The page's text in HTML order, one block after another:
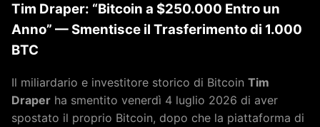
Tim Draper: “Bitcoin a $250.000 Entro un
Anno” — Smentisce il Trasferimento di 1.000
BTC
Il miliardario e investitore storico di Bitcoin Tim
Draper ha smentito venerdì 4 luglio 2026 di aver
spostato il proprio Bitcoin, dopo che la piattaforma di